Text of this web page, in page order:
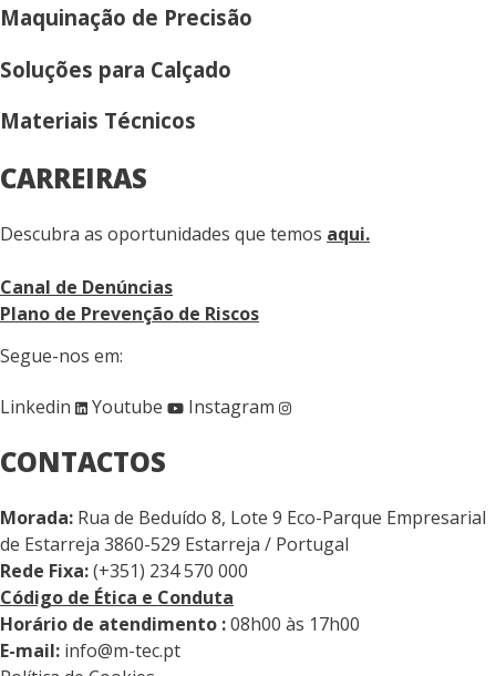
Maquinação de Precisão
Soluções para Calçado
Materiais Técnicos
CARREIRAS
Descubra as oportunidades que temos aqui.
Canal de Denúncias
Plano de Prevenção de Riscos
Segue-nos em:
Linkedin Youtube Instagram
CONTACTOS
Morada: Rua de Beduído 8, Lote 9 Eco-Parque Empresarial
de Estarreja 3860-529 Estarreja / Portugal
Rede Fixa:(+351) 234 570 000
Código de Ética e Conduta
Horário de atendimento :08h00 às 17h00
E-mail: info@m-tec.pt